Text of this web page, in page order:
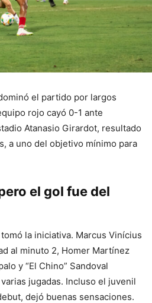
el partido por largos
rojo cayó 0-1 ante
Atanasio Girardot, resultado
a uno del objetivo mínimo para
el gol fue del
la iniciativa. Marcus Vinícius
al minuto 2, Homer Martínez
y “El Chino” Sandoval
jugadas. Incluso el juvenil
dejó buenas sensaciones.